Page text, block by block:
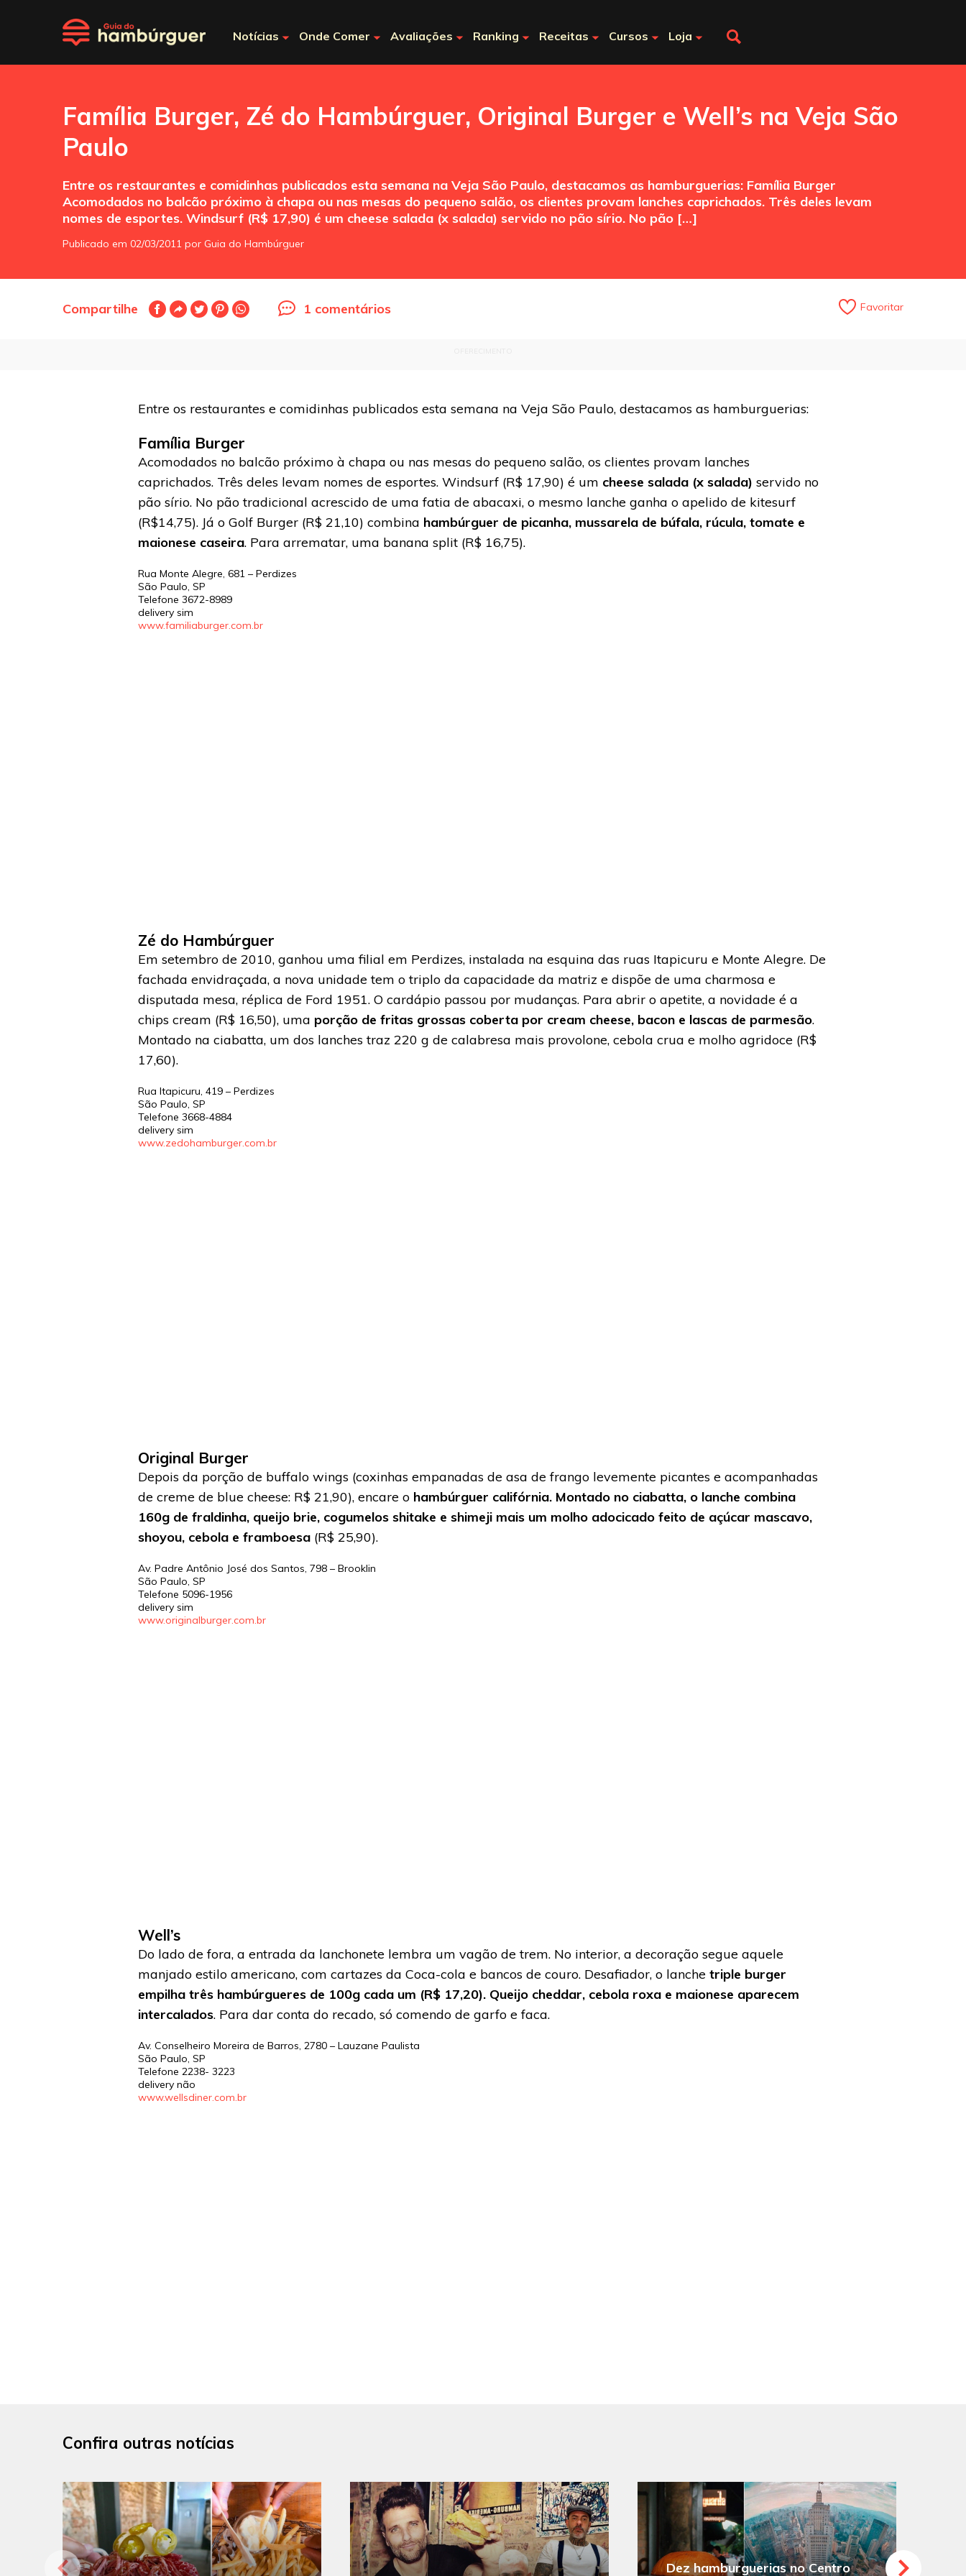
Notícias Onde Comer Avaliações Ranking Receitas Cursos Loja
Família Burger, Zé do Hambúrguer, Original Burger e Well’s na Veja São
Paulo
Entre os restaurantes e comidinhas publicados esta semana na Veja São Paulo, destacamos as hamburguerias: Família Burger
Acomodados no balcão próximo à chapa ou nas mesas do pequeno salão, os clientes provam lanches caprichados. Três deles levam
nomes de esportes. Windsurf (R$ 17,90) é um cheese salada (x salada) servido no pão sírio. No pão […]
Publicado em 02/03/2011 por Guia do Hambúrguer
Compartilhe 1 comentários Favoritar
Entre os restaurantes e comidinhas publicados esta semana na Veja São Paulo, destacamos as hamburguerias:
Família Burger
Acomodados no balcão próximo à chapa ou nas mesas do pequeno salão, os clientes provam lanches
caprichados. Três deles levam nomes de esportes. Windsurf (R$ 17,90) é um cheese salada (x salada) servido no
pão sírio. No pão tradicional acrescido de uma fatia de abacaxi, o mesmo lanche ganha o apelido de kitesurf
(R$14,75). Já o Golf Burger (R$ 21,10) combina hambúrguer de picanha, mussarela de búfala, rúcula, tomate e
maionese caseira. Para arrematar, uma banana split (R$ 16,75).
Rua Monte Alegre, 681 – Perdizes
São Paulo, SP
Telefone 3672-8989
delivery sim
www.familiaburger.com.br
Zé do Hambúrguer
Em setembro de 2010, ganhou uma filial em Perdizes, instalada na esquina das ruas Itapicuru e Monte Alegre. De
fachada envidraçada, a nova unidade tem o triplo da capacidade da matriz e dispõe de uma charmosa e
disputada mesa, réplica de Ford 1951. O cardápio passou por mudanças. Para abrir o apetite, a novidade é a
chips cream (R$ 16,50), uma porção de fritas grossas coberta por cream cheese, bacon e lascas de parmesão.
Montado na ciabatta, um dos lanches traz 220 g de calabresa mais provolone, cebola crua e molho agridoce (R$
17,60).
Rua Itapicuru, 419 – Perdizes
São Paulo, SP
Telefone 3668-4884
delivery sim
www.zedohamburger.com.br
Original Burger
Depois da porção de buffalo wings (coxinhas empanadas de asa de frango levemente picantes e acompanhadas
de creme de blue cheese: R$ 21,90), encare o hambúrguer califórnia. Montado no ciabatta, o lanche combina
160g de fraldinha, queijo brie, cogumelos shitake e shimeji mais um molho adocicado feito de açúcar mascavo,
shoyou, cebola e framboesa (R$ 25,90).
Av. Padre Antônio José dos Santos, 798 – Brooklin
São Paulo, SP
Telefone 5096-1956
delivery sim
www.originalburger.com.br
Well’s
Do lado de fora, a entrada da lanchonete lembra um vagão de trem. No interior, a decoração segue aquele
manjado estilo americano, com cartazes da Coca-cola e bancos de couro. Desafiador, o lanche triple burger
empilha três hambúrgueres de 100g cada um (R$ 17,20). Queijo cheddar, cebola roxa e maionese aparecem
intercalados. Para dar conta do recado, só comendo de garfo e faca.
Av. Conselheiro Moreira de Barros, 2780 – Lauzane Paulista
São Paulo, SP
Telefone 2238- 3223
delivery não
www.wellsdiner.com.br
Confira outras notícias
Dez hamburguerias no Centro